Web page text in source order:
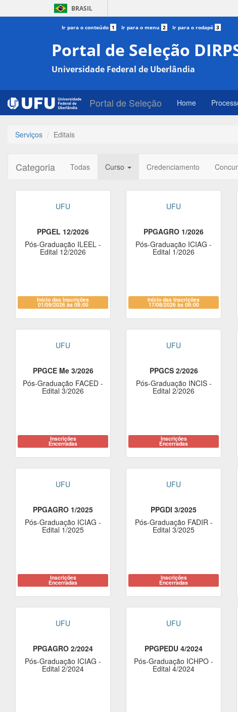
BRASIL
Ir para o conteúdo 1 Ir para o menu 2 Ir para o rodapé 3
Portal de Seleção
Universidade Federal de Uberlândia
Portal de Seleção Home
Serviços Editais
Categoria Todas Curso Credenciamento
UFU
PPGEL 12/2026
Pós-Graduação ILEEL -
Edital 12/2026
Início das Inscrições
01/09/2026 às 08:00
UFU
PPGAGRO 1/2026
Pós-Graduação ICIAG -
Edital 1/2026
Início das Inscrições
17/08/2026 às 08:00
UFU
PPGCE Me 3/2026
Pós-Graduação FACED -
Edital 3/2026
Inscrições
Encerradas
UFU
PPGCS 2/2026
Pós-Graduação INCIS -
Edital 2/2026
Inscrições
Encerradas
UFU
PPGAGRO 1/2025
Pós-Graduação ICIAG -
Edital 1/2025
Inscrições
Encerradas
UFU
PPGDI 3/2025
Pós-Graduação FADIR -
Edital 3/2025
Inscrições
Encerradas
UFU
PPGAGRO 2/2024
Pós-Graduação ICIAG -
Edital 2/2024
UFU
PPGPEDU 4/2024
Pós-Graduação ICHPO -
Edital 4/2024